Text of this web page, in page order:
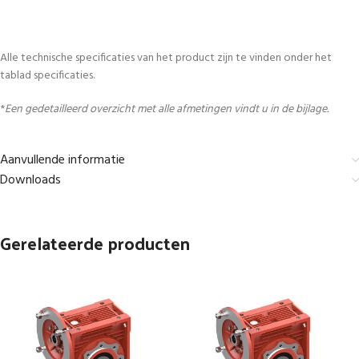
Alle technische specificaties van het product zijn te vinden onder het
tablad specificaties.
*Een gedetailleerd overzicht met alle afmetingen vindt u in de bijlage.
Aanvullende informatie
Downloads
Gerelateerde producten